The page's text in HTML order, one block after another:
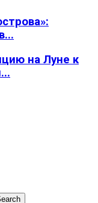
на Луне к